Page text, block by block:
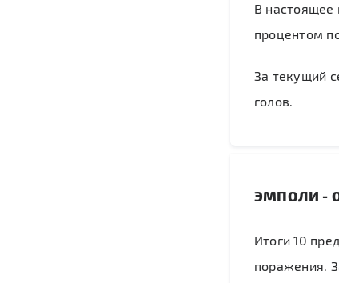
В настоящее
процентом
За текущий
голов.
ЭМПОЛИ -
Итоги 10
поражения.